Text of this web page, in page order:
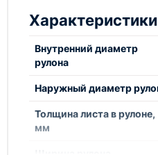
Особенности:
штурвал для
стационарная
Характеристики
Внутренний диаметр
рулона
Наружный диаметр
Толщина листа в рулоне,
мм